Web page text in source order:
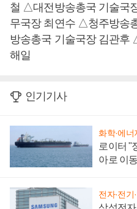
철 △대전방송총국 기술국
무국장 최연수 △청주방송
방송총국 기술국장 김관
해일
인기기사
화학·에너
로이터 "
아로 이
전자·전기